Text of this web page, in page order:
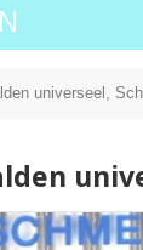
universeel,